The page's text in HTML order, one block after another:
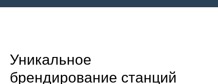
Уникальное
брендирование станций